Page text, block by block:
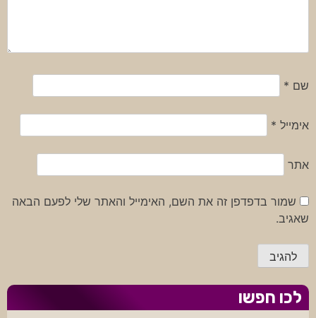
שם *
אימייל *
אתר
שמור בדפדפן זה את השם, האימייל והאתר שלי לפעם הבאה
שאגיב.
לכו חפשו